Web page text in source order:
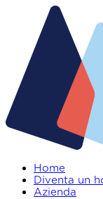
Home
Diventa un
Azienda